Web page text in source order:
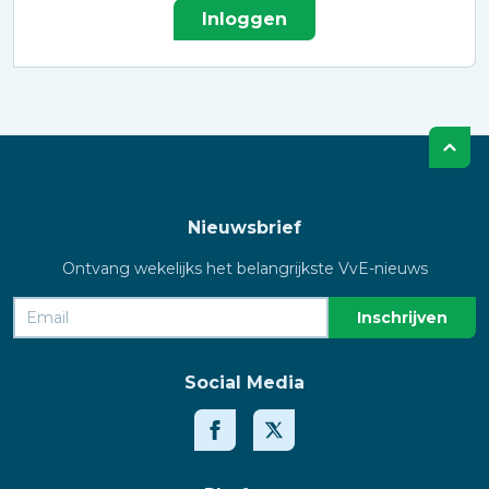
Inloggen
Nieuwsbrief
Ontvang wekelijks het belangrijkste VvE-nieuws
Social Media